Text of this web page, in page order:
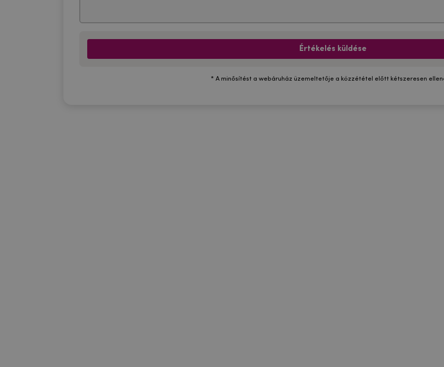
Értékelés küldése
* A minősítést a webáruház üzemeltetője a közzététel előtt kétszeresen